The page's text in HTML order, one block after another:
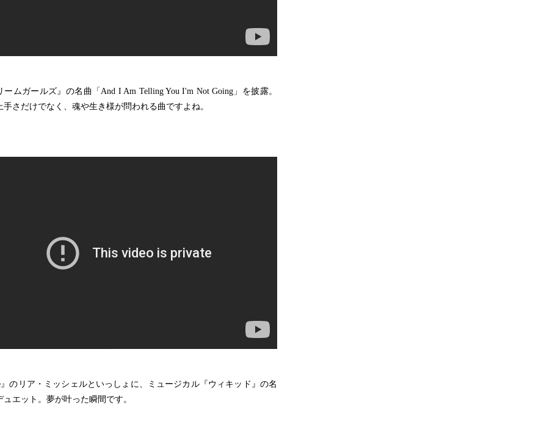
ームガールズ』の名曲「And I Am Telling You I'm Not Going」を披露。
手さだけでなく、魂や生き様が問われる曲ですよね。
』のリア・ミッシェルといっしょに、ミュージカル『ウィキッド』の名
ュエット。夢が叶った瞬間です。